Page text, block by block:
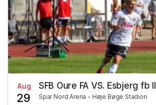
Aug
29
SFB Oure FA VS. Esbjerg fb II
Spar Nord Arena - Høje Bøge Stadion